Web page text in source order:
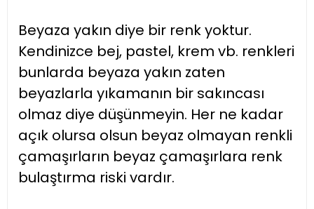
Beyaza yakın diye bir renk yoktur.
Kendinizce bej, pastel, krem vb. renkleri
bunlarda beyaza yakın zaten
beyazlarla yıkamanın bir sakıncası
olmaz diye düşünmeyin. Her ne kadar
açık olursa olsun beyaz olmayan renkli
çamaşırların beyaz çamaşırlara renk
bulaştırma riski vardır.